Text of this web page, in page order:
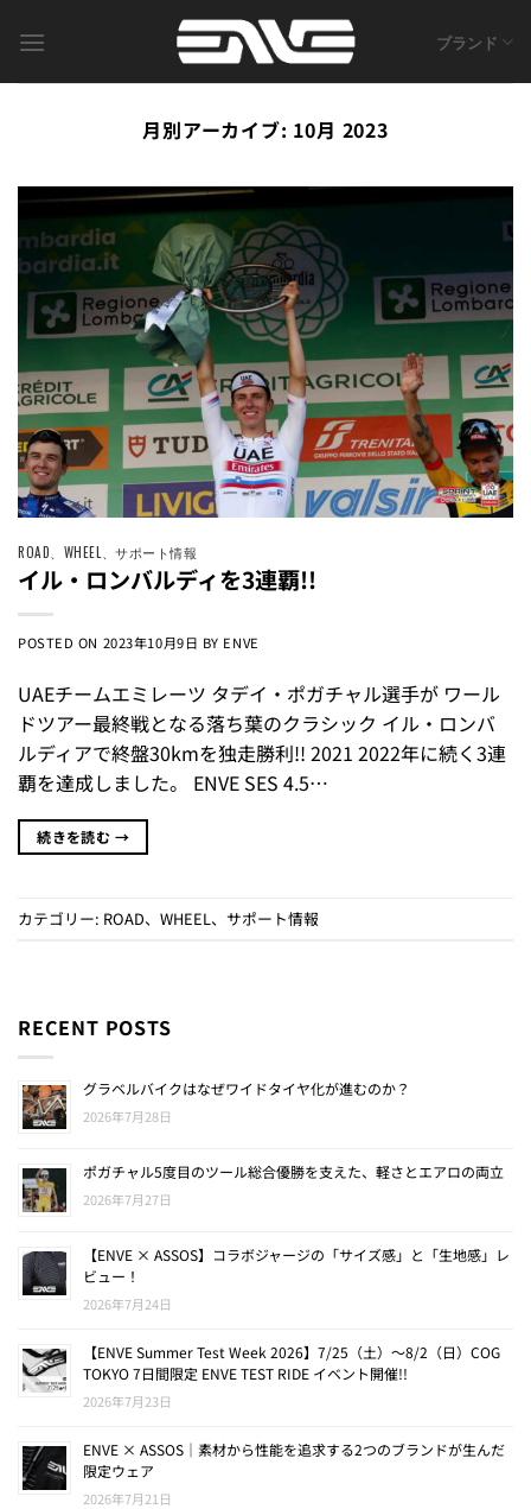
ブランド
月別アーカイブ: 10月 2023
ROAD WHEEL 、サポート情報
イル・ロンバルディを3連覇!!
POSTED ON 2023年10月9日 BY ENVE
UAEチームエミレーツ タデイ・ポガチャル選手が ワール
ドツアー最終戦となる落ち葉のクラシック イル・ロンバ
ルディアで終盤30kmを独走勝利!! 2021 2022年に続く3連
覇を達成しました。 ENVE SES 4.5…
続きを読む →
カテゴリー: ROAD、 WHEEL 、 サポート情報
RECENT POSTS
グラベルバイクはなぜワイドタイヤ化が進むのか？
2026年7月28日
ポガチャル5度目のツール総合優勝を支えた、軽さとエアロの両立
2026年7月27日
【ENVE × ASSOS】コラボジャージの「サイズ感」と「生地感」レ
ビュー！
2026年7月24日
【ENVE Summer Test Week 2026】7/25（土）〜8/2（日）COG
TOKYO 7日間限定 ENVE TEST RIDE イベント開催!!
2026年7月23日
ENVE × ASSOS｜素材から性能を追求する2つのブランドが生んだ
限定ウェア
2026年7月21日